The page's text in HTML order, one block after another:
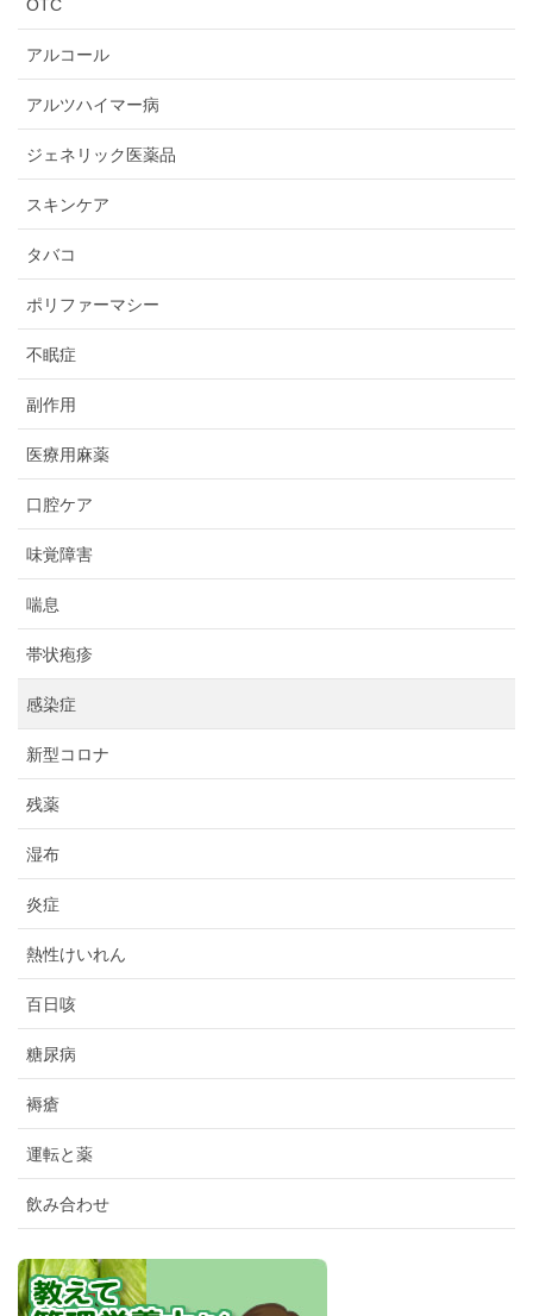
OTC
アルコール
アルツハイマー病
ジェネリック医薬品
スキンケア
タバコ
ポリファーマシー
不眠症
副作用
医療用麻薬
口腔ケア
味覚障害
喘息
帯状疱疹
感染症
新型コロナ
残薬
湿布
炎症
熱性けいれん
百日咳
糖尿病
褥瘡
運転と薬
飲み合わせ